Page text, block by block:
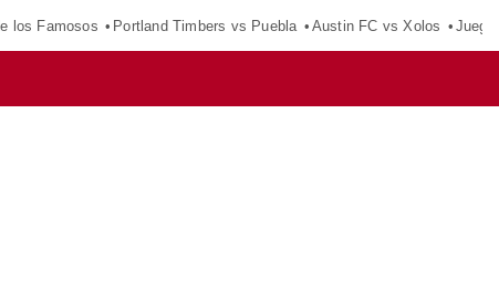
los Famosos Portland Timbers vs Puebla Austin FC vs Xolos